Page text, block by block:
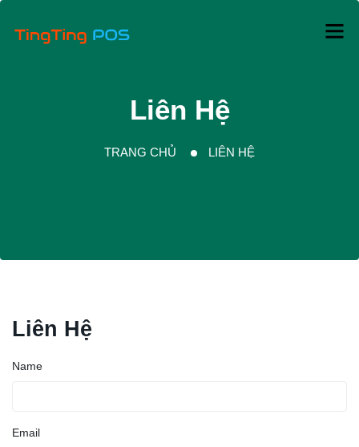
Liên Hệ
TRANG CHỦ LIÊN HỆ
Liên Hệ
Name
Email